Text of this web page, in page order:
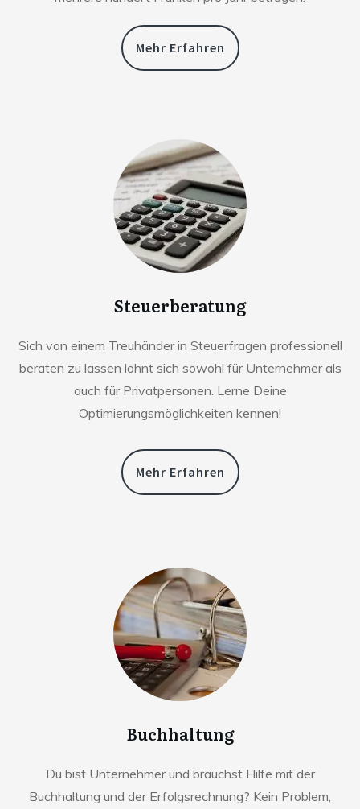
Mehr Erfahren
Steuerberatung
Sich von einem Treuhänder in Steuerfragen professionell
beraten zu lassen lohnt sich sowohl für Unternehmer als
auch für Privatpersonen. Lerne Deine
Optimierungsmöglichkeiten kennen!
Mehr Erfahren
Buchhaltung
Du bist Unternehmer und brauchst Hilfe mit der
Buchhaltung und der Erfolgsrechnung? Kein Problem,